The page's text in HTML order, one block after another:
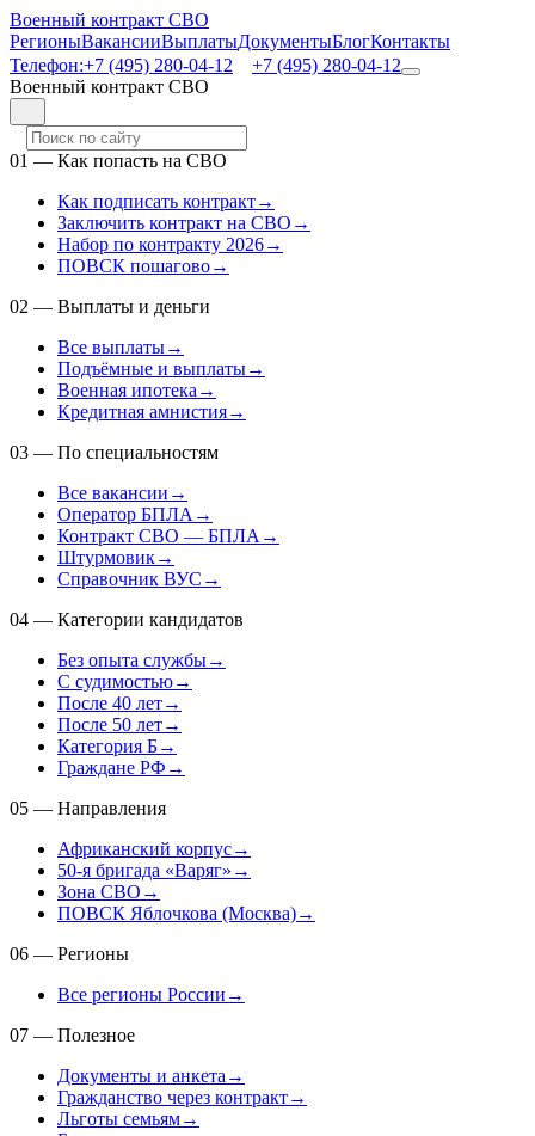
Военный контракт СВО
РегионыВакансииВыплатыДокументыБлогКонтакты
Телефон:+7 (495) 280-04-12
+7 (495) 280-04-12
Военный контракт СВО
01 — Как попасть на СВО
Как подписать контракт→
Заключить контракт на СВО →
Набор по контракту 2026→
ПОВСК пошагово→
02 — Выплаты и деньги
Все выплаты→
Подъёмные и выплаты→
Военная ипотека →
Кредитная амнистия→
03 — По специальностям
Все вакансии →
Оператор БПЛА →
Контракт СВО — БПЛА →
Штурмовик→
Справочник ВУС →
04 — Категории кандидатов
Без опыта службы→
С судимостью→
После 40 лет→
После 50 лет→
Категория Б→
Граждане РФ →
05 — Направления
Африканский корпус→
50-я бригада «Варяг» →
Зона СВО →
ПОВСК Яблочкова (Москва)→
06 — Регионы
Все регионы России →
07 — Полезное
Документы и анкета →
Гражданство через контракт→
Льготы семьям→